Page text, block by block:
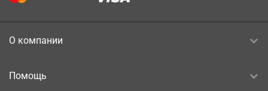
О компании
Помощь